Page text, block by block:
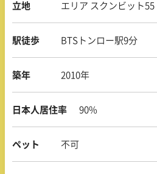
立地 エリア スクンビット55
駅徒歩 BTSトンロー駅9分
築年 2010年
日本人居住率 90%
ペット 不可